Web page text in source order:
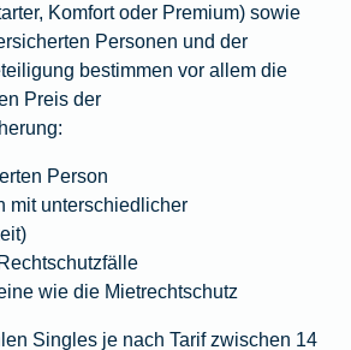
Komfort oder Premium) sowie
Personen und der
bestimmen vor allem die
Preis der
Person
mit unterschiedlicher
wie die Mietrechtschutz
Singles je nach Tarif zwischen 14